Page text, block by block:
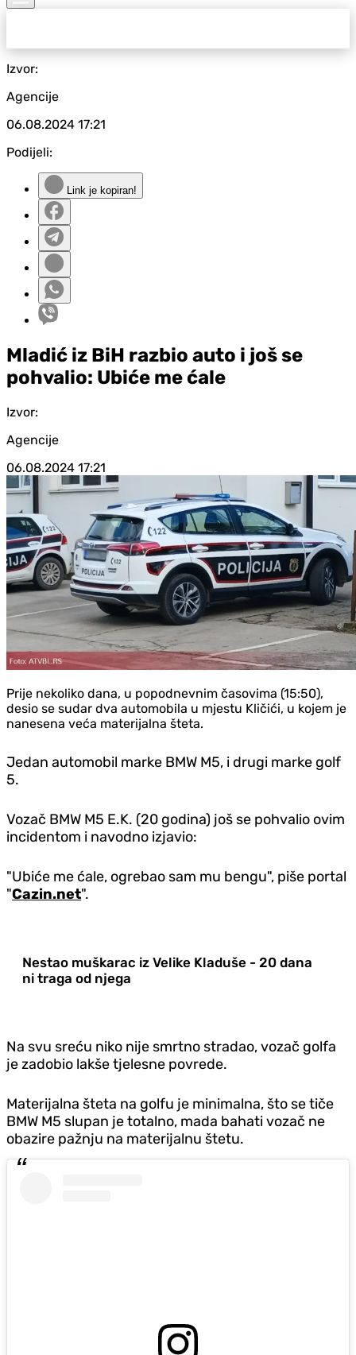
Izvor:
Agencije
06.08.2024 17:21
Podijeli:
Link je kopiran!
Mladić iz BiH razbio auto i još se
pohvalio: Ubiće me ćale
Izvor:
Agencije
06.08.2024 17:21
Prije nekoliko dana, u popodnevnim časovima (15:50),
desio se sudar dva automobila u mjestu Kličići, u kojem je
nanesena veća materijalna šteta.
Jedan automobil marke BMW M5, i drugi marke golf
5.
Vozač BMW M5 E.K. (20 godina) još se pohvalio ovim
incidentom i navodno izjavio:
"Ubiće me ćale, ogrebao sam mu bengu", piše portal
"Cazin.net".
Nestao muškarac iz Velike Kladuše - 20 dana
ni traga od njega
Na svu sreću niko nije smrtno stradao, vozač golfa
je zadobio lakše tjelesne povrede.
Materijalna šteta na golfu je minimalna, što se tiče
BMW M5 slupan je totalno, mada bahati vozač ne
obazire pažnju na materijalnu štetu.